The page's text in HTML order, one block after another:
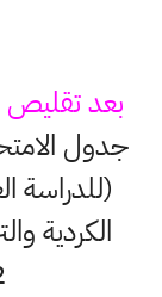
بعد
جدول
(للدراسة